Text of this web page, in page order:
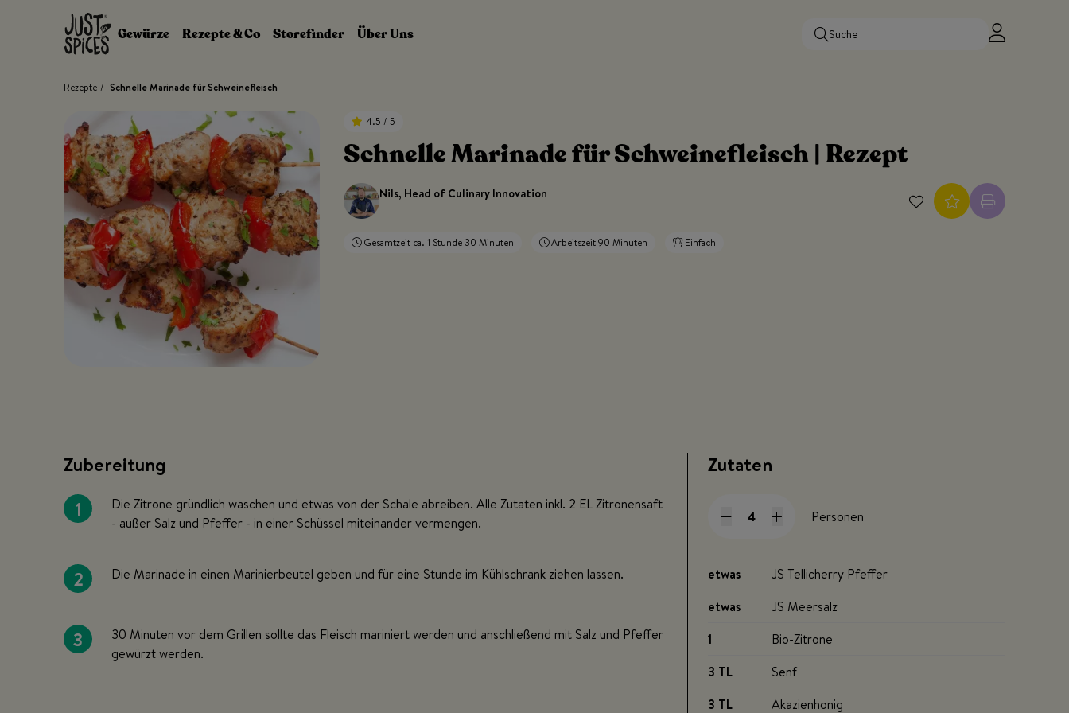
Zum Inhalt springen
Gewürze
Rezepte & Co Storefinder Über Uns
Rezepte / Schnelle Marinade für Schweinefleisch
4.5 / 5
Schnelle Marinade für Schweinefleisch | Rezept
Nils, Head of Culinary Innovation
Gesamtzeit ca. 1 Stunde 30 Minuten Arbeitszeit 90 Minuten Einfach
Zutaten
Personen
etwas
JS Tellicherry Pfeffer
etwas
JS Meersalz
1
Bio-Zitrone
3 TL
Senf
3 TL
Akazienhonig
Zubereitung
1
Die Zitrone gründlich waschen und etwas von der Schale abreiben. Alle Zutaten inkl. 2 EL Zitronensaft
- außer Salz und Pfeffer - in einer Schüssel miteinander vermengen.
2 Die Marinade in einen Marinierbeutel geben und für eine Stunde im Kühlschrank ziehen lassen.
3
30 Minuten vor dem Grillen sollte das Fleisch mariniert werden und anschließend mit Salz und Pfeffer
gewürzt werden.